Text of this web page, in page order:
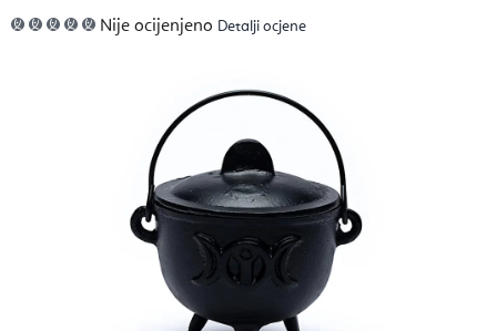
Prosječna
ocjena
Nije ocijenjeno Detalji ocjene